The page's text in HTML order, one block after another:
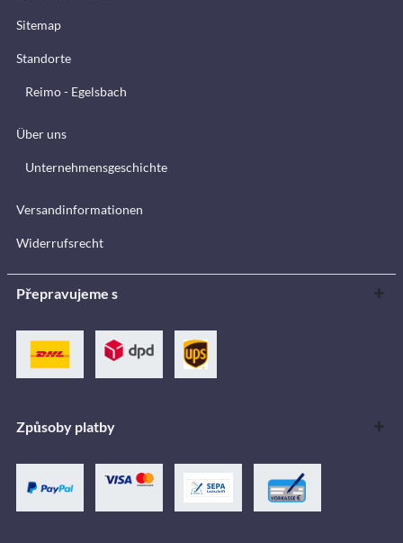
Sitemap
Standorte
Reimo - Egelsbach
Über uns
Unternehmensgeschichte
Versandinformationen
Widerrufsrecht
Přepravujeme s
Způsoby platby